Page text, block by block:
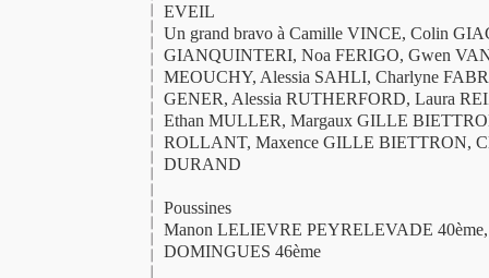
EVEIL
Un grand bravo à Camille VINCE, Colin
GIANQUINTERI, Noa FERIGO, Gwen
MEOUCHY, Alessia SAHLI, Charlyne
GENER, Alessia RUTHERFORD, Laura
Ethan MULLER, Margaux GILLE
ROLLANT, Maxence GILLE BIETTRON,
DURAND
Poussines
Manon LELIEVRE PEYRELEVADE
DOMINGUES 46ème